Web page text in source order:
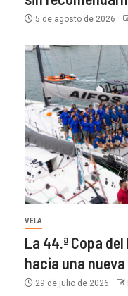
5 de agosto de 2026
VELA
La 44.ª Copa del
hacia una
29 de julio de 2026